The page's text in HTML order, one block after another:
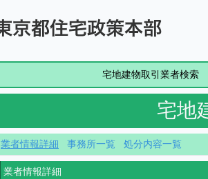
宅地建物取引業者検索
宅地
業者情報詳細 事務所一覧
処分内容一覧
業者情報詳細